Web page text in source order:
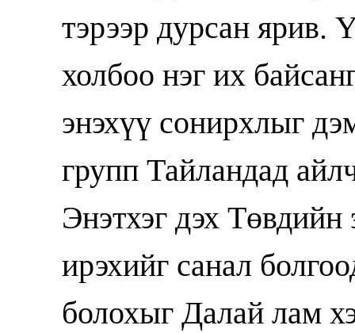
тэрээр дурсан ярив.
холбоо нэг их
энэхүү сонирхлыг
групп Тайландад
Энэтхэг дэх
ирэхийг санал
болохыг Далай лам